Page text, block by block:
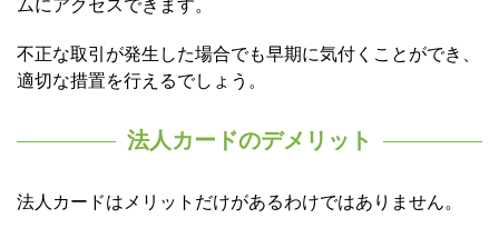
ムにアクセスできます。
不正な取引が発生した場合でも早期に気付くことができ、
適切な措置を行えるでしょう。
法人カードのデメリット
法人カードはメリットだけがあるわけではありません。